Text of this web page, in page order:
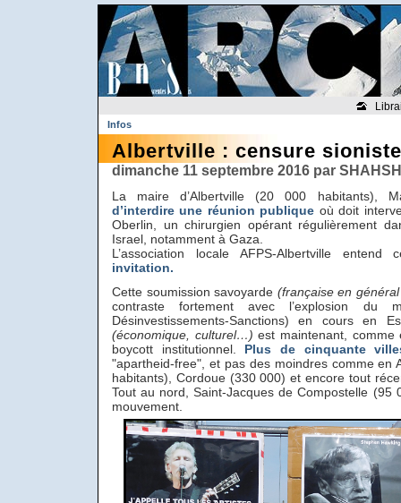
Infos
Albertville : censure sioniste
dimanche 11 septembre 2016 par
La maire d’Albertville (20 000 habitants),
d’interdire une réunion publique où doit
Oberlin, un chirurgien opérant régulièrement
Israel, notamment à Gaza.
L’association locale AFPS-Albertville entend
invitation.
Cette soumission savoyarde (française en
contraste fortement avec l’explosion du
Désinvestissements-Sanctions) en cours en
(économique, culturel…) est maintenant,
boycott institutionnel. Plus de cinquante
"apartheid-free", et pas des moindres comme en
habitants), Cordoue (330 000) et encore tout
Tout au nord, Saint-Jacques de Compostelle (95
mouvement.